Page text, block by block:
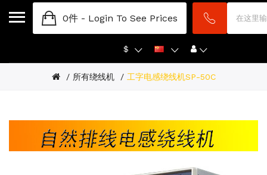
$
0件 - Login To See Prices
所有绕线机 工字电感绕线机SP-50C